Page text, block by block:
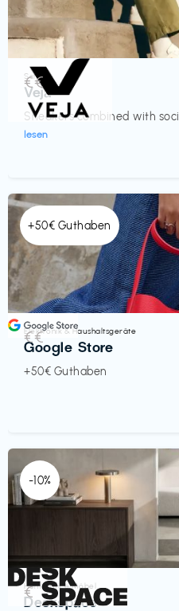
Schuhe
Veja
Sneakers combined with
lesen
€€‎
+50€ Guthaben
Elektronik & Haushaltsgeräte
Google Store
+50€ Guthaben
€€‎
-10%
Homeoffice Möbel
Deskspace
€‎